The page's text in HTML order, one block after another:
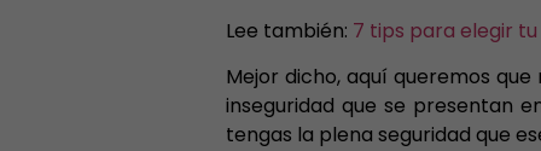
Lee también: 7 tips para elegir
Mejor dicho, aquí queremos
inseguridad que se presentan
tengas la plena seguridad que